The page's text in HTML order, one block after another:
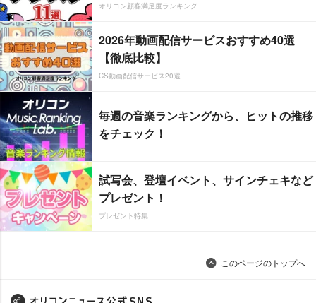
オリコン顧客満足度ランキング
2026年動画配信サービスおすすめ40選
【徹底比較】
CS動画配信サービス20選
毎週の音楽ランキングから、ヒットの推移
をチェック！
試写会、登壇イベント、サインチェキなど
プレゼント！
プレゼント特集
このページのトップへ